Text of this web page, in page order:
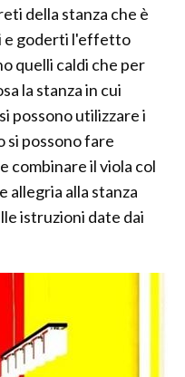
della stanza che è
e goderti l'effetto
quelli caldi che per
la stanza in cui
possono utilizzare i
possono fare
combinare il viola col
allegria alla stanza
istruzioni date dai